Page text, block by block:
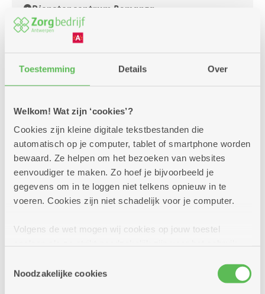
Toestemming Details Over
Welkom! Wat zijn ‘cookies’?
Cookies zijn kleine digitale tekstbestanden die
automatisch op je computer, tablet of smartphone worden
bewaard. Ze helpen om het bezoeken van websites
eenvoudiger te maken. Zo hoef je bijvoorbeeld je
gegevens om in te loggen niet telkens opnieuw in te
voeren. Cookies zijn niet schadelijk voor je computer.
Volgens de wet mogen wij cookies op jouw toestel
cookies hebben we jouw toestemming nodig. Sommige
cookies worden geplaatst door derde partijen die een
Noodzakelijke cookies
Dienstencentrum Romanza
Zomeravond in Romanza: toast met fijne
gerookte zalm, fris afgewerkt en geserveerd met
avond.
vrijdag
21 14u
-
16u
Petanque
Dienstencentrum Romanza